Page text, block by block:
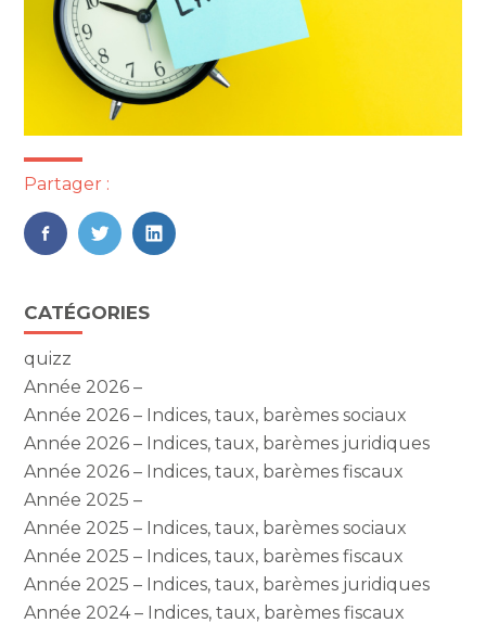
Partager :
FaceBook
TwitterLinkedIn
Blog
sidebar
CATÉGORIES
quizz
Année 2026 –
Année 2026 – Indices, taux, barèmes sociaux
Année 2026 – Indices, taux, barèmes juridiques
Année 2026 – Indices, taux, barèmes fiscaux
Année 2025 –
Année 2025 – Indices, taux, barèmes sociaux
Année 2025 – Indices, taux, barèmes fiscaux
Année 2025 – Indices, taux, barèmes juridiques
Année 2024 – Indices, taux, barèmes fiscaux